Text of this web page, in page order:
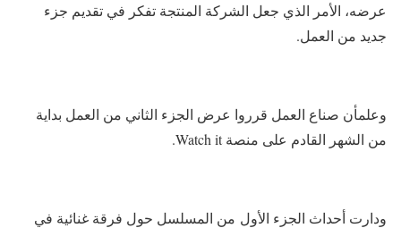
عرضه، الأمر الذي جعل الشركة المنتجة تفكر في تقديم جزء
جديد من العمل.
وعلمأن صناع العمل قرروا عرض الجزء الثاني من العمل بداية
من الشهر القادم على منصة Watch it.
ودارت أحداث الجزء الأول من المسلسل حول فرقة غنائية في